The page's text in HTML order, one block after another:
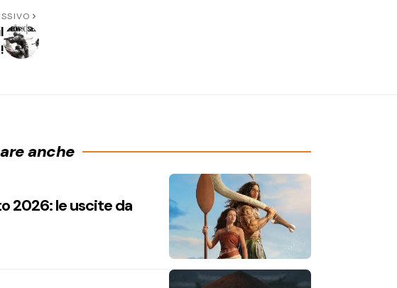
anche
2026: le uscite da